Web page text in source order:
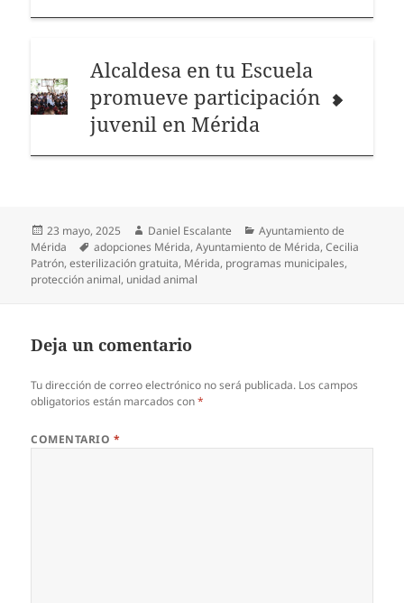
Alcaldesa en tu Escuela
promueve participación
juvenil en Mérida
Publicado
el
23 mayo, 2025 Autor
Daniel Escalante Categorías
Ayuntamiento de
Mérida
Etiquetas
adopciones Mérida,Ayuntamiento de Mérida,Cecilia
Patrón,esterilización gratuita, Mérida, programas municipales,
protección animal, unidad animal
Deja un comentario
Tu dirección de correo electrónico no será publicada. Los campos
obligatorios están marcados con*
COMENTARIO *